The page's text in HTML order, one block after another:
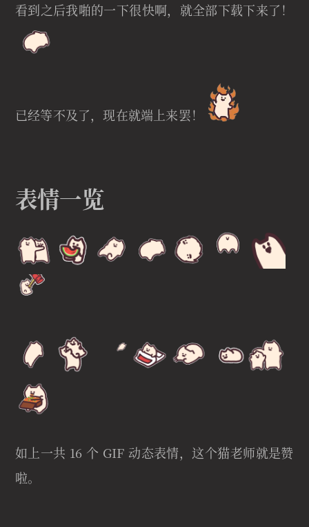
看到之后我啪的一下很快啊，就全部下载下来了！
已经等不及了，现在就端上来罢！
表情一览
如上一共 16 个 GIF 动态表情，这个猫老师就是赞
啦。